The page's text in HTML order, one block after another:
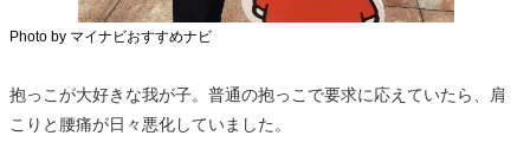
Photo by マイナビおすすめナビ
抱っこが大好きな我が子。普通の抱っこで要求に応えていたら、肩
こりと腰痛が日々悪化していました。